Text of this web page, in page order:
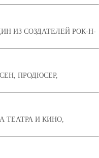
ИЗ СОЗДАТЕЛЕЙ РОК-Н-
ПРОДЮСЕР,
ТЕАТРА И КИНО,